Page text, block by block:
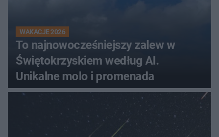
WAKACJE 2026
To najnowocześniejszy zalew w
Świętokrzyskiem według AI.
Unikalne molo i promenada